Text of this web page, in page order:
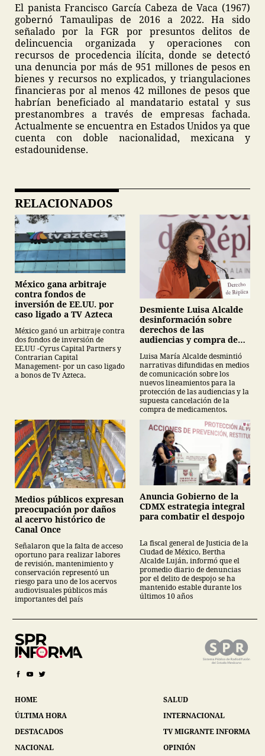
El panista Francisco García Cabeza de Vaca (1967)
gobernó Tamaulipas de 2016 a 2022. Ha sido
señalado por la FGR por presuntos delitos de
delincuencia organizada y operaciones con
recursos de procedencia ilícita, donde se detectó
una denuncia por más de 951 millones de pesos en
bienes y recursos no explicados, y triangulaciones
financieras por al menos 42 millones de pesos que
habrían beneficiado al mandatario estatal y sus
prestanombres a través de empresas fachada.
Actualmente se encuentra en Estados Unidos ya que
cuenta con doble nacionalidad, mexicana y
estadounidense.
RELACIONADOS
México gana arbitraje
contra fondos de
inversión de EE.UU. por
caso ligado a TV Azteca
México ganó un arbitraje contra
dos fondos de inversión de
EE.UU -Cyrus Capital Partners y
Contrarian Capital
Management- por un caso ligado
a bonos de Tv Azteca.
Desmiente Luisa Alcalde
desinformación sobre
derechos de las
audiencias y compra de
Luisa María Alcalde desmintió
narrativas difundidas en medios
de comunicación sobre los
nuevos lineamientos para la
protección de las audiencias y la
supuesta cancelación de la
compra de medicamentos.
Medios públicos expresan
preocupación por daños
al acervo histórico de
Canal Once
Señalaron que la falta de acceso
oportuno para realizar labores
de revisión, mantenimiento y
conservación representó un
riesgo para uno de los acervos
audiovisuales públicos más
importantes del país
Anuncia Gobierno de la
CDMX estrategia integral
para combatir el despojo
La fiscal general de Justicia de la
Ciudad de México, Bertha
Alcalde Luján, informó que el
promedio diario de denuncias
por el delito de despojo se ha
mantenido estable durante los
últimos 10 años
HOME
ÚLTIMA HORA
DESTACADOS
NACIONAL
SALUD
INTERNACIONAL
TV MIGRANTE INFORMA
OPINIÓN